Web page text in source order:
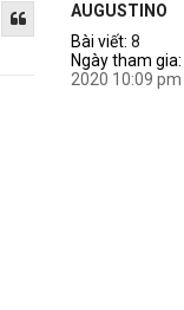
AUGUSTINO
Bài viết: 8
Ngày tham gia:
2020 10:09 pm